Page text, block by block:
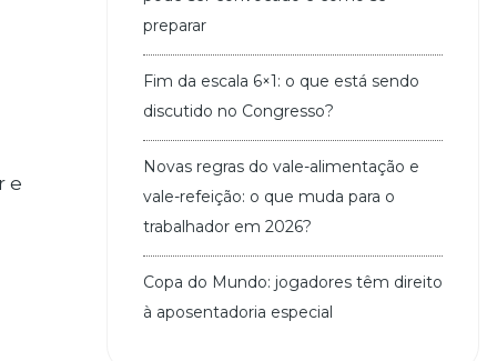
e
preparar
Fim da escala 6×1: o que está sendo
discutido no Congresso?
Novas regras do vale-alimentação e
vale-refeição: o que muda para o
trabalhador em 2026?
Copa do Mundo: jogadores têm direito
à aposentadoria especial